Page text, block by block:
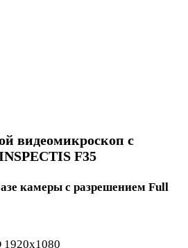
видеомикроскоп с
F35
камеры с разрешением Full
1920х1080